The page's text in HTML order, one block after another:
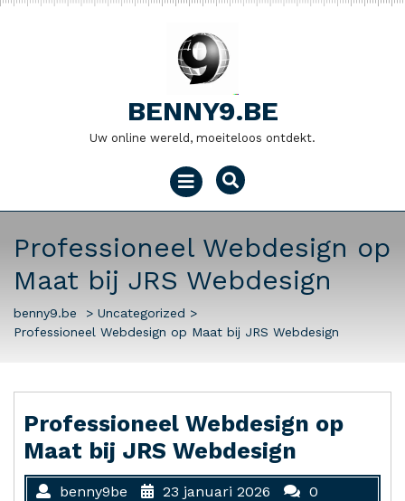
Naar
BENNY9.BE
Uw online wereld, moeiteloos ontdekt.
Menu
openen
Professioneel Webdesign op
Maat bij JRS Webdesign
benny9.be > Uncategorized >
Professioneel Webdesign op Maat bij JRS Webdesign
Professioneel Webdesign op
Maat bij JRS Webdesign
benny9be 23 januari 2026
0